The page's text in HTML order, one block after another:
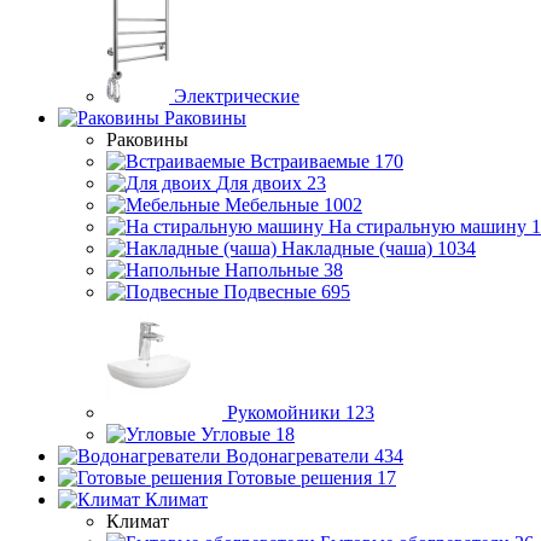
Электрические
Раковины
Раковины
Встраиваемые 170
Для двоих 23
Мебельные 1002
На стиральную машину
Накладные (чаша) 1034
Напольные 38
Подвесные 695
Рукомойники 123
Угловые 18
Водонагреватели 434
Готовые решения 17
Климат
Климат